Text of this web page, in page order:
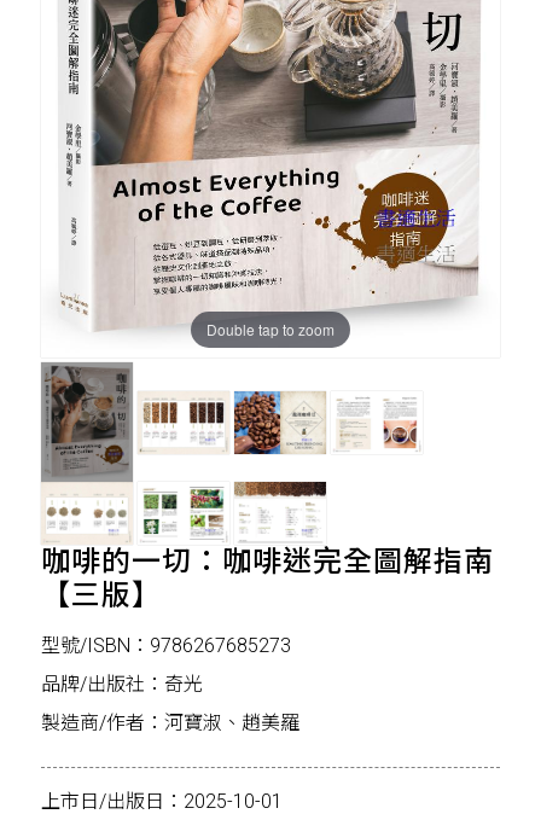
Double tap to zoom
咖啡的一切：咖啡迷完全圖解指南
【三版】
型號/ISBN：9786267685273
品牌/出版社：奇光
製造商/作者：河寶淑、趙美羅
上市日/出版日：2025-10-01